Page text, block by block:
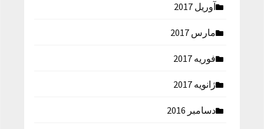
آوریل 2017
مارس 2017
فوریه 2017
ژانویه 2017
دسامبر 2016